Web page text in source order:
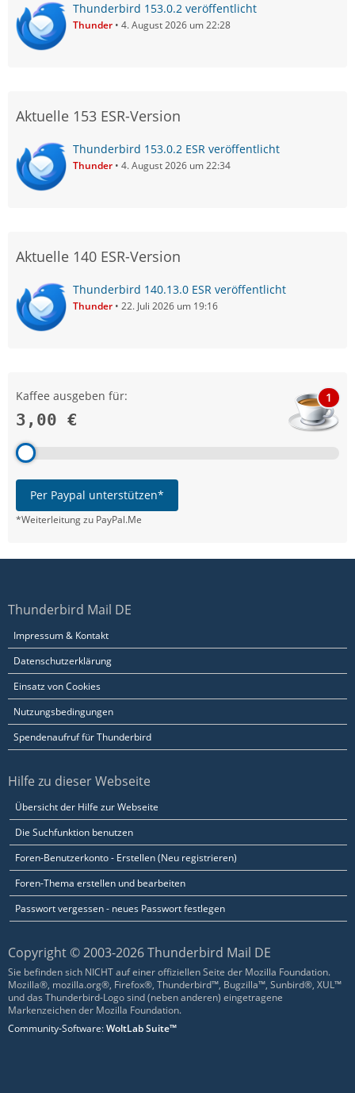
Thunderbird 153.0.2 veröffentlicht
Thunder 4. August 2026 um 22:28
Aktuelle 153 ESR-Version
Thunderbird 153.0.2 ESR veröffentlicht
Thunder 4. August 2026 um 22:34
Aktuelle 140 ESR-Version
Thunderbird 140.13.0 ESR veröffentlicht
Thunder 22. Juli 2026 um 19:16
Kaffee ausgeben für:
3,00 €
1
Per Paypal unterstützen*
*Weiterleitung zu PayPal.Me
Thunderbird Mail DE
Impressum & Kontakt
Datenschutzerklärung
Einsatz von Cookies
Nutzungsbedingungen
Spendenaufruf für Thunderbird
Hilfe zu dieser Webseite
Übersicht der Hilfe zur Webseite
Die Suchfunktion benutzen
Foren-Benutzerkonto - Erstellen (Neu registrieren)
Foren-Thema erstellen und bearbeiten
Passwort vergessen - neues Passwort festlegen
Copyright © 2003-2026 Thunderbird Mail DE
Sie befinden sich NICHT auf einer offiziellen Seite der Mozilla Foundation.
Mozilla®, mozilla.org®, Firefox®, Thunderbird™, Bugzilla™, Sunbird®, XUL™
und das Thunderbird-Logo sind (neben anderen) eingetragene
Markenzeichen der Mozilla Foundation.
Community-Software:WoltLab Suite™